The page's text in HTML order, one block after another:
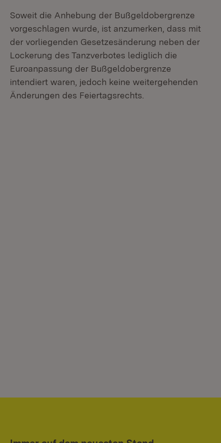
Soweit die Anhebung der Bußgeldobergrenze
vorgeschlagen wurde, ist anzumerken, dass mit
der vorliegenden Gesetzesänderung neben der
Lockerung des Tanzverbotes lediglich die
Euroanpassung der Bußgeldobergrenze
intendiert waren, jedoch keine weitergehenden
Änderungen des Feiertagsrechts.